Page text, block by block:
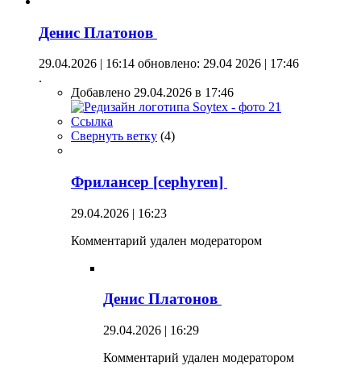
Денис Платонов
29.04.2026 | 16:14 обновлено: 29.04 2026 | 17:46
.
Добавлено 29.04.2026 в 17:46
Ссылка
Свернуть ветку (4)
Фрилансер [cephyren]
29.04.2026 | 16:23
Комментарий удален модератором
Денис Платонов
29.04.2026 | 16:29
Комментарий удален модератором